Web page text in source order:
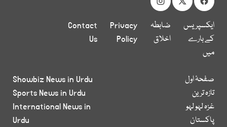
ایکسپریس
کے بارے
میں
ضابطہ
اخلاق
Privacy
Policy
Contact
Us
صفحۂ اول
تازہ ترین
غزہ لہو لہو
پاکستان
Showbiz News in Urdu
Sports News in Urdu
International News in
Urdu